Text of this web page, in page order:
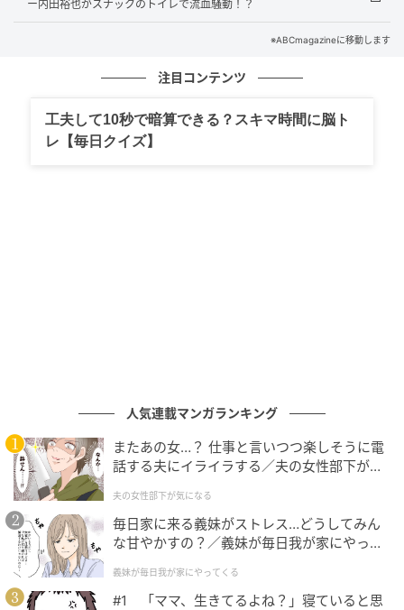
「“麺を硬めで頼むやつは馬鹿だ”ってずっと言ってるん
ですよ」と濱家の主張を暴露。濱家が気まずそうにう
言ってない？」と勇気を出して持論を展開。一方の的
場は「硬いラーメンの方が味と食感を楽しめる」と反
論し、互いの嗜好が真っ向からぶつかる形に。
大鶴が「硬めのほうが麺にスープが絡む感じがする」
と理由を補足するも、濱家は「柔らかいほうが絡むや
ん」と一蹴。議論は平行線をたどった。
ー内田裕也がスナックのトイレで流血騒動！？
※ABCmagazineに移動します
注目コンテンツ
工夫して10秒で暗算できる？スキマ時間に脳ト
レ【毎日クイズ】
人気連載マンガランキング
またあの女…？ 仕事と言いつつ楽しそうに電
話する夫にイライラする／夫の女性部下が気
夫の女性部下が気になる
毎日家に来る義妹がストレス…どうしてみん
な甘やかすの？／義妹が毎日我が家にやって
が】
義妹が毎日我が家にやってくる
#1 「ママ、生きてるよね？」寝ていると思